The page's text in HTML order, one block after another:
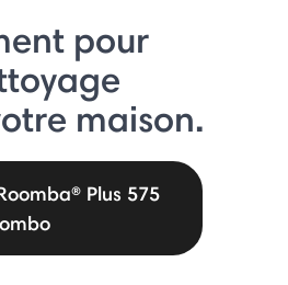
pour
maison.
Plus 575